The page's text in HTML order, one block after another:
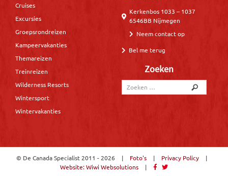
Cruises
Excursies
Groepsrondreizen
Kampeervakanties
Themareizen
Treinreizen
Wilderness Resorts
Wintersport
Wintervakanties
Kerkenbos 1033 – 1037
6546BB Nijmegen
Neem contact op
Bel me terug
Zoeken
© De Canada Specialist 2011 - 2026 | Foto's | Privacy Policy
|
Website: Wiwi Websolutions
|